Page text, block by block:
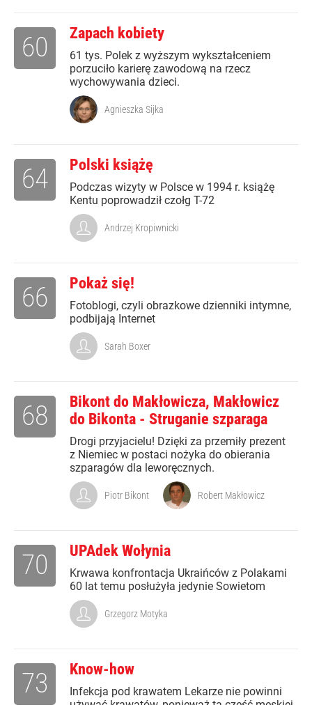
Zapach kobiety
61 tys. Polek z wyższym wykształceniem
porzuciło karierę zawodową na rzecz
wychowywania dzieci.
60
Agnieszka Sijka
Polski książę
Podczas wizyty w Polsce w 1994 r. książę
Kentu poprowadził czołg T-72
64
Andrzej Kropiwnicki
Pokaż się!
Fotoblogi, czyli obrazkowe dzienniki intymne,
podbijają Internet
66
Sarah Boxer
Bikont do Makłowicza, Makłowicz
do Bikonta - Struganie szparaga
Drogi przyjacielu! Dzięki za przemiły prezent
z Niemiec w postaci nożyka do obierania
szparagów dla leworęcznych.
68
Piotr Bikont Robert Makłowicz
UPAdek Wołynia
Krwawa konfrontacja Ukraińców z Polakami
60 lat temu posłużyła jedynie Sowietom
70
Grzegorz Motyka
Know-how
Infekcja pod krawatem Lekarze nie powinni
73